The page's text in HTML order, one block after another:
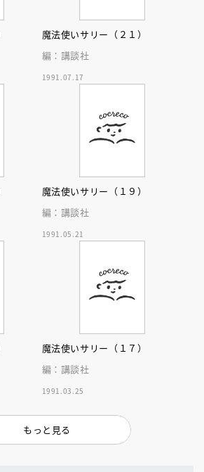
魔法使いサリー（２１）
編：講談社
1991.07.17
魔法使いサリー（１９）
編：講談社
1991.05.21
魔法使いサリー（１７）
編：講談社
1991.03.25
もっと見る